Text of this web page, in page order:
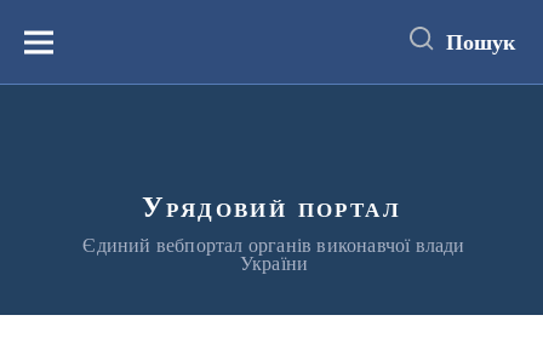
вмістуМеню Пошук
Урядовий портал
Єдиний вебпортал органів виконавчої влади
України